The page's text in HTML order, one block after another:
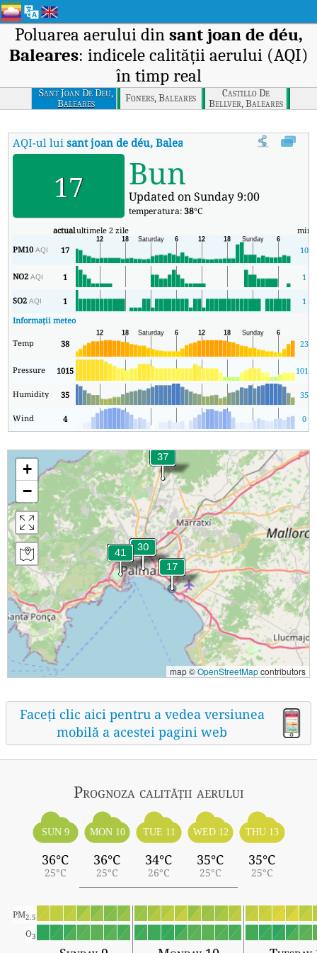
Poluarea aerului din sant joan de déu,
Baleares: indicele calității aerului (AQI)
în timp real
Sant Joan De Deu,
Baleares
Foners, Baleares
Castillo De
Bellver, Baleares
AQI-ul luisant joan de déu, Baleares Indicele calității aerului
17 Bun
Updated on Sunday 9:00
temperatura:38°C
actualultimele 2 zile min
PM10AQI 17 10
NO2AQI 1 1
SO2AQI 1
1
Informații meteo
Temp 38 23
Pressure 1015 1014
Humidity 35 35
Wind 4 0
+
−
map ©OpenStreetMapcontributors
Faceți clic aici pentru a vedea versiunea
mobilă a acestei pagini web
Prognoza calității aerului
SUN 9
36°C
25°C
MON 10
36°C
25°C
TUE 11
34°C
26°C
WED 12
35°C
25°C
THU 13
35°C
25°C
PM2.5
O3